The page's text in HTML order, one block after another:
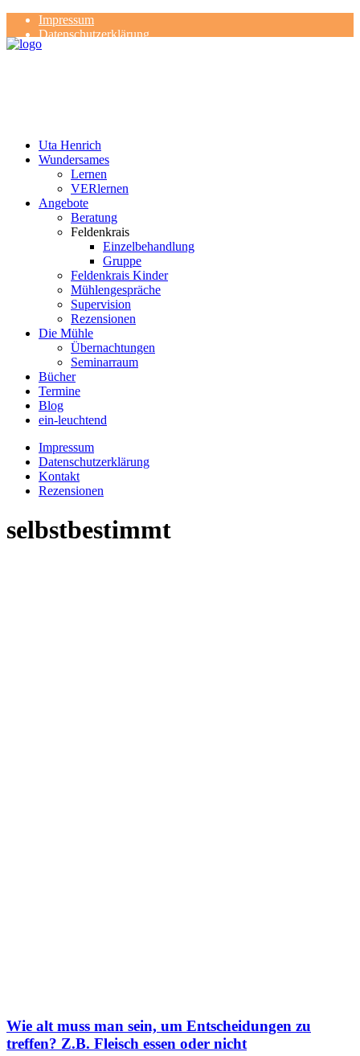
Impressum
Datenschutzerklärung
Kontakt
Uta Henrich
Wundersames
Lernen
VERlernen
Angebote
Beratung
Feldenkrais
Einzelbehandlung
Gruppe
Feldenkrais Kinder
Mühlengespräche
Supervision
Rezensionen
Die Mühle
Übernachtungen
Seminarraum
Bücher
Termine
Blog
ein-leuchtend
Impressum
Datenschutzerklärung
Kontakt
Rezensionen
selbstbestimmt
Wie alt muss man sein, um Entscheidungen zu
treffen? Z.B. Fleisch essen oder nicht